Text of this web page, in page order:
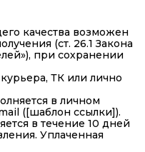
качества возможен
(ст. 26.1 Закона
при сохранении
ТК или лично
в личном
([шаблон ссылки]).
в течение 10 дней
Уплаченная